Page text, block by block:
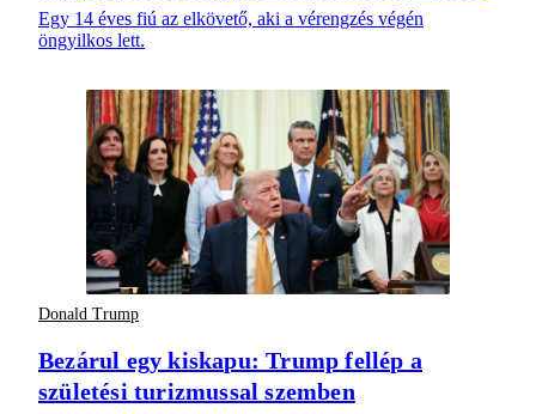
Egy 14 éves fiú az elkövető, aki a vérengzés végén
öngyilkos lett.
Donald Trump
Bezárul egy kiskapu: Trump fellép a
születési turizmussal szemben